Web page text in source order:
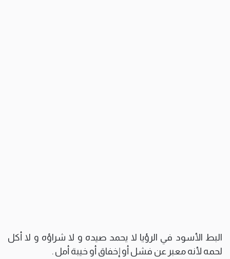
البط الأسود في الرؤيا لا يحمد صيده و لا شراؤه و لا أكل
لحمه لأنه معبر عن فشل أو إخفاق أو خيبة أمل .